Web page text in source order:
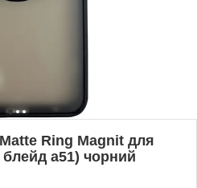
Ring Magnit для
блейд а51) чорний